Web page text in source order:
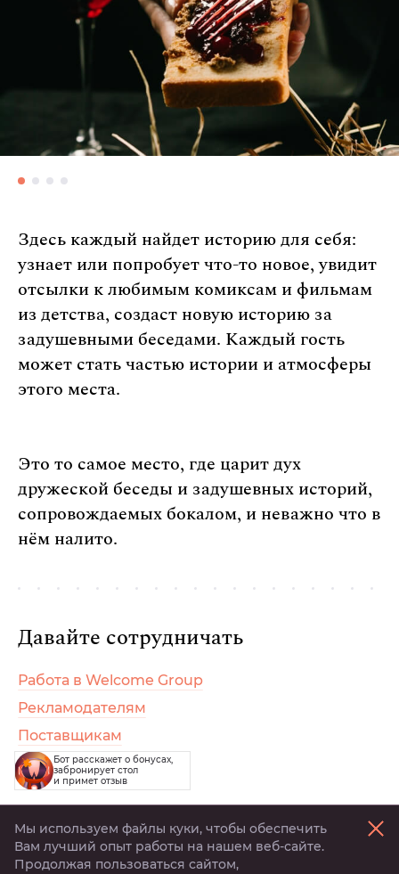
Здесь каждый найдет историю для себя:
узнает или попробует что-то новое, увидит
отсылки к любимым комиксам и фильмам
из детства, создаст новую историю за
задушевными беседами. Каждый гость
может стать частью истории и атмосферы
этого места.
Это то самое место, где царит дух
дружеской беседы и задушевных историй,
сопровождаемых бокалом, и неважно что в
нём налито.
Давайте сотрудничать
Работа в Welcome Group
Рекламодателям
Поставщикам
Арендодателям
Написать отзыв
Бот расскажет о бонусах,
забронирует стол
и примет отзыв
Мы используем файлы куки, чтобы обеспечить
Вам лучший опыт работы на нашем веб-сайте.
Продолжая пользоваться сайтом,
Активируй